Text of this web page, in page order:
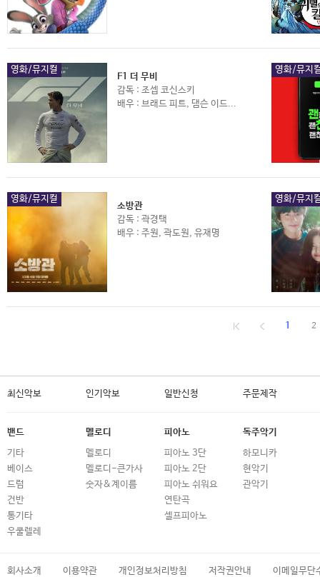
영화/뮤지컬
F1 더 무비
감독 : 조셉 코신스키
배우 : 브래드 피트, 댐슨 이드...
영화/뮤지
영화/뮤지컬
소방관
감독 : 곽경택
배우 : 주원, 곽도원, 유재명
영화/뮤지
1 2
최신악보 인기악보 일반신청 주문제작
밴드
기타
베이스
드럼
건반
통기타
우쿨렐레
멜로디
멜로디
멜로디-큰가사
숫자&계이름
피아노
피아노 3단
피아노 2단
피아노 쉬워요
연탄곡
셀프피아노
독주악기
하모니카
현악기
관악기
회사소개 이용약관 개인정보처리방침 저작권안내 이메일무단